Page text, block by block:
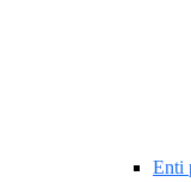
Enti